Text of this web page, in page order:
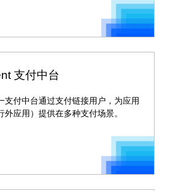
支付中台
支付中台通过支付链接用户，为应用
外应用）提供在多种支付场景。